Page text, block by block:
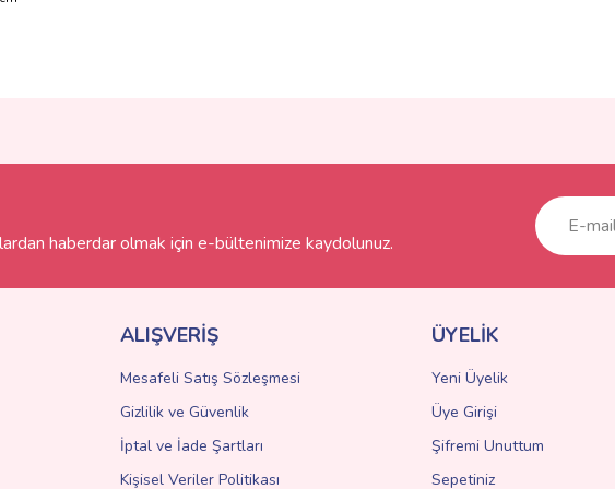
veya görüntülenemiyor.
alternatifler olmalı.
haberdar olmak için e-bültenimize kaydolunuz.
ALIŞVERİŞ
Mesafeli Satış Sözleşmesi
Gizlilik ve Güvenlik
İptal ve İade Şartları
Kişisel Veriler Politikası
ÜYELİK
Yeni Üyelik
Üye Girişi
Şifremi Unuttum
Sepetiniz